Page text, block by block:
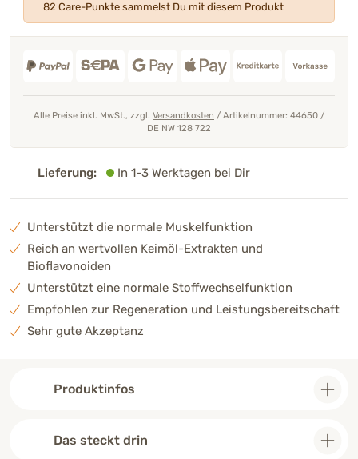
Unterstützt die normale Muskelfunktion
Reich an wertvollen Keimöl-Extrakten und
Bioflavonoiden
Unterstützt eine normale Stoffwechselfunktion
Empfohlen zur Regeneration und Leistungsbereitschaft
Sehr gute Akzeptanz
82 Care-Punkte sammelst Du mit diesem Produkt
Alle Preise inkl. MwSt., zzgl. Versandkosten / Artikelnummer: 44650 /
DE NW 128 722
Lieferung: In 1-3 Werktagen bei Dir
Produktinfos
Das steckt drin